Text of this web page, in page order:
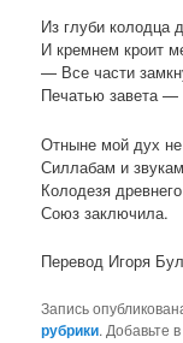
Из глуби колодца
И кремнем кроит
— Все части
Печатью завета —
Отныне мой дух
Силлабам и
Колодезя
Союз заключила.
Перевод Игоря
Запись
рубрики. Добавьте